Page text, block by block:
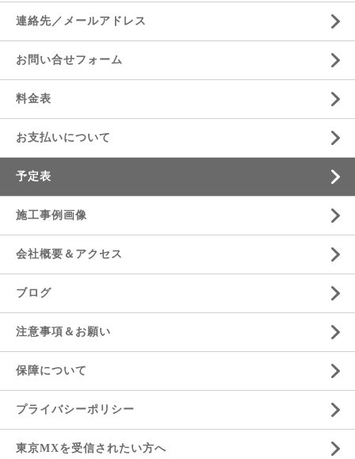
連絡先／メールアドレス
お問い合せフォーム
料金表
お支払いについて
予定表
施工事例画像
会社概要＆アクセス
ブログ
注意事項＆お願い
保障について
プライバシーポリシー
東京MXを受信されたい方へ